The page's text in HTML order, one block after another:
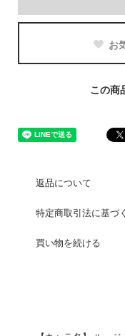
お
この商
返品について
特定商取引法に基づ
買い物を続ける